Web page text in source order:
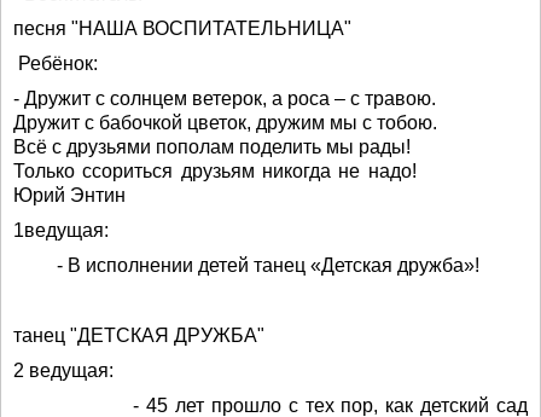
песня "НАША ВОСПИТАТЕЛЬНИЦА"
Ребёнок:
- Дружит с солнцем ветерок, а роса – с травою.
Дружит с бабочкой цветок, дружим мы с тобою.
Всё с друзьями пополам поделить мы рады!
Только ссориться друзьям никогда не надо!
Юрий Энтин
1ведущая:
- В исполнении детей танец «Детская дружба»!
танец "ДЕТСКАЯ ДРУЖБА"
2 ведущая:
- 45 лет прошло с тех пор, как детский сад